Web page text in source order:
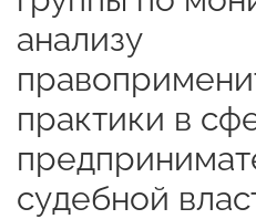
анализу
практики в
судебной